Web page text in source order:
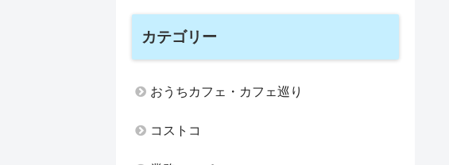
カテゴリー
おうちカフェ・カフェ巡り
コストコ